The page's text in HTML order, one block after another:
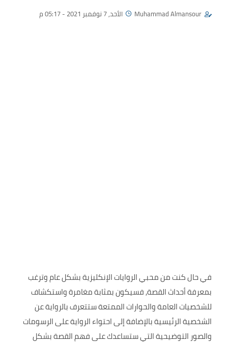
Muhammad Almansour الأحد, 7 نوفمبر 2021 - 05:17 م
في حال كنت من محبي الروايات الإنكليزية بشكل عام وترغب
بمعرفة أحداث القصة, فسيكون بمثابة مغامرة واستكشاف
للشخصيات العامة والحوارات الممتعة ستتعرف بالرواية عن
الشخصية الرئيسية بالإضافة إلى احتواء الرواية على الرسومات
والصور التوضيحية التي ستساعدك على فهم القصة بشكل